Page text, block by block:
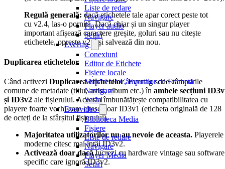
Liste de redare
Navigare
Player audio
Setări
Evertag
Conexiuni
Editor de Etichete
Fișiere locale
Mapări ale Câmpurilor de Etichetă
Navigare
Setări
Evervideo
Biblioteca Media
Fișiere
Liste de redare
Navigare
Player Media
Setări
Regulă generală: dacă etichetele tale apar corect peste tot
cu v2.4, las-o pornită. Dacă chiar și un singur player
important afișează caractere greșite, goluri sau nu citește
etichetele, oprește v2.4 și salvează din nou.
Duplicarea etichetelor
Când activezi Duplicarea etichetelor, Evertag scrie câmpurile
comune de metadate (titlu, artist, album etc.) în ambele secțiuni
și ID3v2 ale fișierului. Aceasta îmbunătățește compatibilitatea cu
playere foarte vechi care citesc doar ID3v1 (eticheta originală de 128
de octeți de la sfârșitul fișierului).
Majoritatea utilizatorilor nu au nevoie de aceasta. Playerele
moderne citesc mai întâi ID3v2.
Activează doar dacălucrezi cu hardware vintage sau software
specific care ignoră ID3v2.